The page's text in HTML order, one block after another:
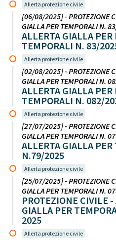
Allerta protezione civile
[06/08/2025] - PROTEZIONE
GIALLA PER TEMPORALI N.
ALLERTA GIALLA PER
TEMPORALI N. 83/
Allerta protezione civile
[02/08/2025] - PROTEZIONE
GIALLA PER TEMPORALI N.
ALLERTA GIALLA PER
TEMPORALI N. 082/
Allerta protezione civile
[27/07/2025] - PROTEZIONE
GIALLA PER TEMPORALI N.
ALLERTA GIALLA
N.79/2025
Allerta protezione civile
[25/07/2025] - PROTEZIONE
GIALLA PER TEMPORALI N.
PROTEZIONE CIVILE
GIALLA PER
2025
Allerta protezione civile